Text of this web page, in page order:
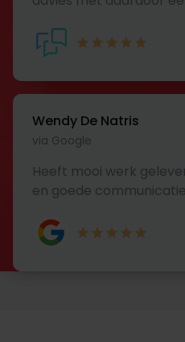
Wendy De Natris
via Google
Heeft mooi werk
en goede